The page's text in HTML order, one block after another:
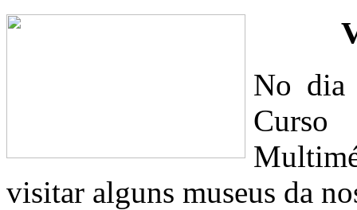
No dia
visitar alguns museus da